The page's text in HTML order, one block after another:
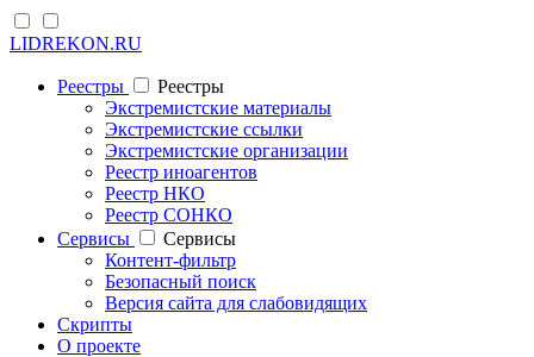
LIDREKON.RU
Реестры
Реестры
Экстремистские материалы
Экстремистские ссылки
Экстремистские организации
Реестр иноагентов
Реестр НКО
Реестр СОНКО
Cервисы
Cервисы
Контент-фильтр
Безопасный поиск
Версия сайта для слабовидящих
Скрипты
О проекте